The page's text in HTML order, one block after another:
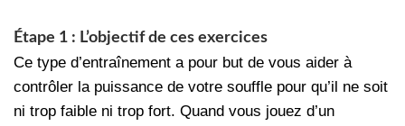
Étape 1 : L’objectif de ces exercices
Ce type d’entraînement a pour but de vous aider à
contrôler la puissance de votre souffle pour qu’il ne soit
ni trop faible ni trop fort. Quand vous jouez d’un